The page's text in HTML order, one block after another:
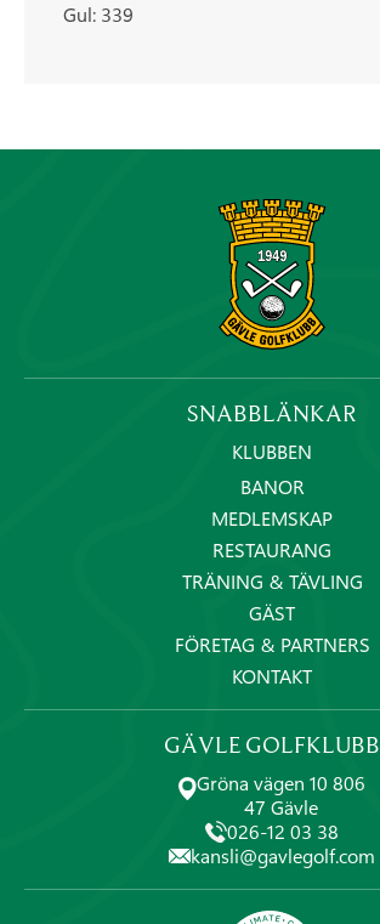
Gul: 339
SNABBLÄNKAR
KLUBBEN
BANOR
MEDLEMSKAP
RESTAURANG
TRÄNING & TÄVLING
GÄST
FÖRETAG & PARTNERS
KONTAKT
GÄVLE GOLFKLUBB
Gröna vägen 10 806
47 Gävle
026-12 03 38
kansli@gavlegolf.com